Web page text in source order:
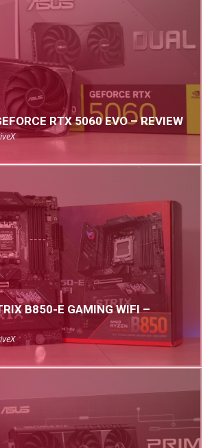
RTX 5060 EVO – REVIEW
B850-E GAMING WIFI –